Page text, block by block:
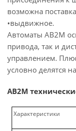
возможна
•выдвижное.
Автоматы АВ2М
привода, так и
управлением.
условно делятся
АВ2М
Характеристики